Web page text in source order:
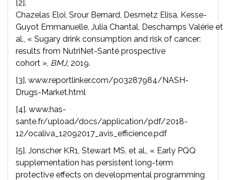
[2].
Chazelas Eloi, Srour Bernard, Desmetz Elisa, Kesse-
Guyot Emmanuelle, Julia Chantal, Deschamps Valérie et
al., « Sugary drink consumption and risk of cancer:
results from NutriNet-Santé prospective
cohort », BMJ, 2019.
[3]. www.reportlinker.com/p03287984/NASH-
Drugs-Market.html
[4]. www.has-
sante.fr/upload/docs/application/pdf/2018-
12/ocaliva_12092017_avis_efficience.pdf
[5]. Jonscher KR1, Stewart MS, et al., « Early PQQ
supplementation has persistent long-term
protective effects on developmental programming